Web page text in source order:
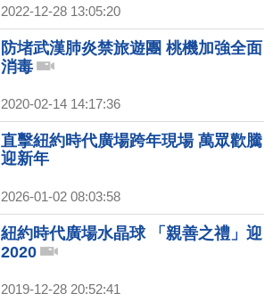
2022-12-28 13:05:20
防堵武漢肺炎禁旅遊團 桃機加強全面
消毒
2020-02-14 14:17:36
直擊紐約時代廣場跨年現場 萬眾歡騰
迎新年
2026-01-02 08:03:58
紐約時代廣場水晶球 「親善之禮」迎
2020
2019-12-28 20:52:41